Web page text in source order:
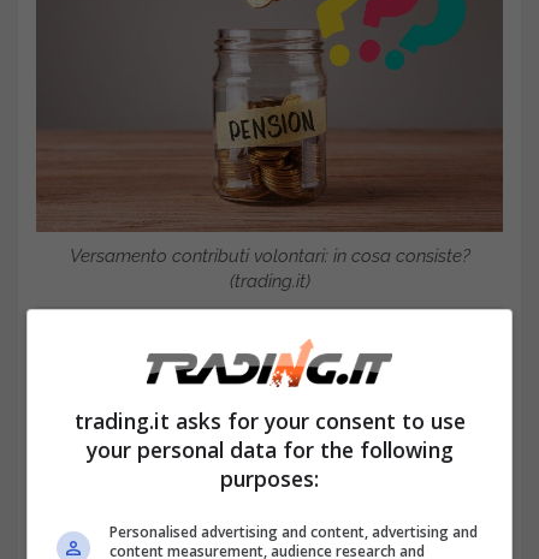
Versamento contributi volontari: in cosa consiste?
(trading.it)
trading.it asks for your consent to use
your personal data for the following
purposes:
Personalised advertising and content, advertising and
content measurement, audience research and